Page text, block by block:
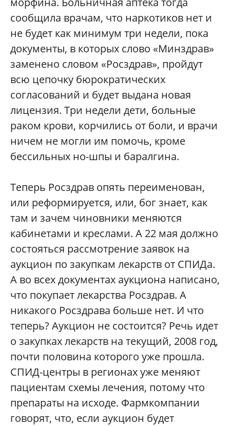
сообщила врачам, что наркотиков нет и
не будет как минимум три недели, пока
документы, в которых слово «Минздрав»
заменено словом «Росздрав», пройдут
всю цепочку бюрократических
согласований и будет выдана новая
лицензия. Три недели дети, больные
раком крови, корчились от боли, и врачи
ничем не могли им помочь, кроме
бессильных но-шпы и баралгина.
Теперь Росздрав опять переименован,
или реформируется, или, бог знает, как
там и зачем чиновники меняются
кабинетами и креслами. А 22 мая должно
состояться рассмотрение заявок на
аукцион по закупкам лекарств от СПИДа.
А во всех документах аукциона написано,
что покупает лекарства Росздрав. А
никакого Росздрава больше нет. И что
теперь? Аукцион не состоится? Речь идет
о закупках лекарств на текущий, 2008 год,
почти половина которого уже прошла.
СПИД-центры в регионах уже меняют
пациентам схемы лечения, потому что
препараты на исходе. Фармкомпании
говорят, что, если аукцион будет